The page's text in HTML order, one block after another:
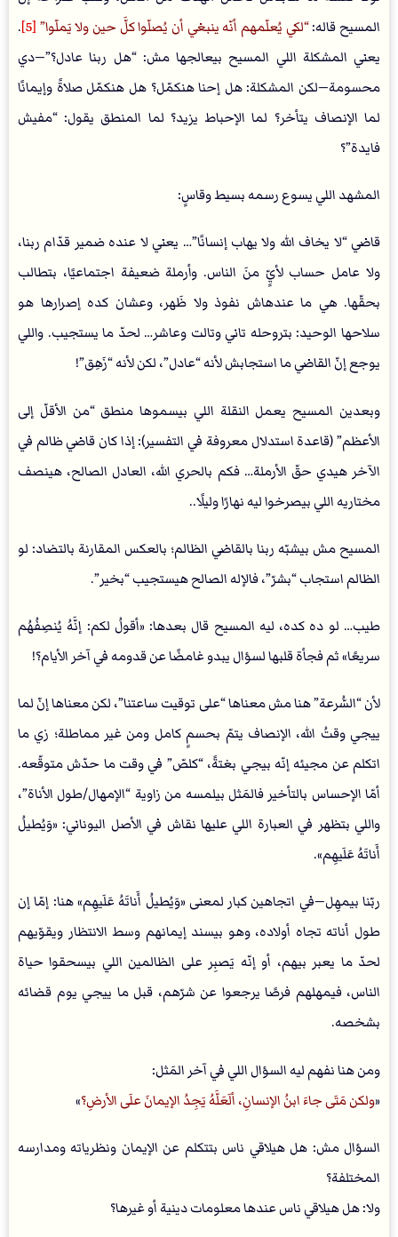
المسيح قاله: لكي يُعلّمهم أنّه ينبغي أن يُصلّوا كلَّ حين ولا يَملّوا [5]
.
يعني المشكلة اللي المسيح بيعالجها مش: “هل ربنا عادل؟”—دي
محسومة—لكن المشكلة: هل إحنا هنكمّل؟ هل هنكمّل صلاةً وإيمانًا
لما الإنصاف يتأخر؟ لما الإحباط يزيد؟ لما المنطق يقول: “مفيش
فايدة”؟
المشهد اللي يسوع رسمه بسيط وقاسٍ:
قاضي “لا يخاف الله ولا يهاب إنسانًا”… يعني لا عنده ضمير قدّام ربنا،
ولا عامل حساب لأيٍّ منَ الناس. وأرملة ضعيفة اجتماعيًا، بتطالب
بحقّها. هي ما عندهاش نفوذ ولا ظَهر، وعشان كده إصرارها هو
سلاحها الوحيد: بتروحله تاني وتالت وعاشر… لحدّ ما يستجيب. واللي
يوجع إنّ القاضي ما استجابش لأنه “عادل”، لكن لأنه “زَهِق”!
وبعدين المسيح يعمل النقلة اللي بيسموها منطق “من الأقلّ إلى
الأعظم” (قاعدة استدلال معروفة في التفسير): إذا كان قاضي ظالم في
الآخر هيدي حقّ الأرملة… فكم بالحري الله، العادل الصالح، هينصف
مختاريه اللي بيصرخوا ليه نهارًا وليلًا..
المسيح مش بيشبّه ربنا بالقاضي الظالم؛ بالعكس المقارنة بالتضاد: لو
الظالم استجاب “بشرّ”، فالإله الصالح هيستجيب “بخير”.
طيب… لو ده كده، ليه المسيح قال بعدها: «أقولُ لكم: إنَّهُ يُنصِفُهُم
سريعًا» ثم فجأة قلبها لسؤال يبدو غامضًا عن قدومه في آخر الأيام؟!
لأن “السُّرعة” هنا مش معناها “على توقيت ساعتنا”، لكن معناها إنّ لما
ييجي وقتُ الله، الإنصاف يتمّ بحسمٍ كامل ومن غير مماطلة؛ زي ما
اتكلم عن مجيئه إنّه بيجي بغتةً، “كلصّ” في وقت ما حدّش متوقّعه.
أمّا الإحساس بالتأخير فالمَثل بيلمسه من زاوية “الإمهال/طول الأناة”،
واللي بتظهر في العبارة اللي عليها نقاش في الأصل اليوناني: «وَيُطيلُ
أَناتَهُ عَلَيهِم».
ربّنا بيمهِل—في اتجاهين كبار لمعنى «وَيُطيلُ أَناتَهُ عَلَيهِم» هنا: إمّا إن
طول أناته تجاه أولاده، وهو بيسند إيمانهم وسط الانتظار ويقوّيهم
لحدّ ما يعبر بيهم، أو إنّه يَصبِر على الظالمين اللي بيسحقوا حياة
الناس، فيمهلهم فرصًا يرجعوا عن شرّهم، قبل ما ييجي يوم قضائه
بشخصه.
ومن هنا نفهم ليه السؤال اللي في آخر المَثل:
«ولكن مَتَى جاءَ ابنُ الإنسانِ، ألَعَلَّهُ يَجِدُ الإيمانَ علَى الأرضِ؟»
السؤال مش: هل هيلاقي ناس بتتكلم عن الإيمان ونظرياته ومدارسه
المختلفة؟
ولا: هل هيلاقي ناس عندها معلومات دينية أو غيرها؟